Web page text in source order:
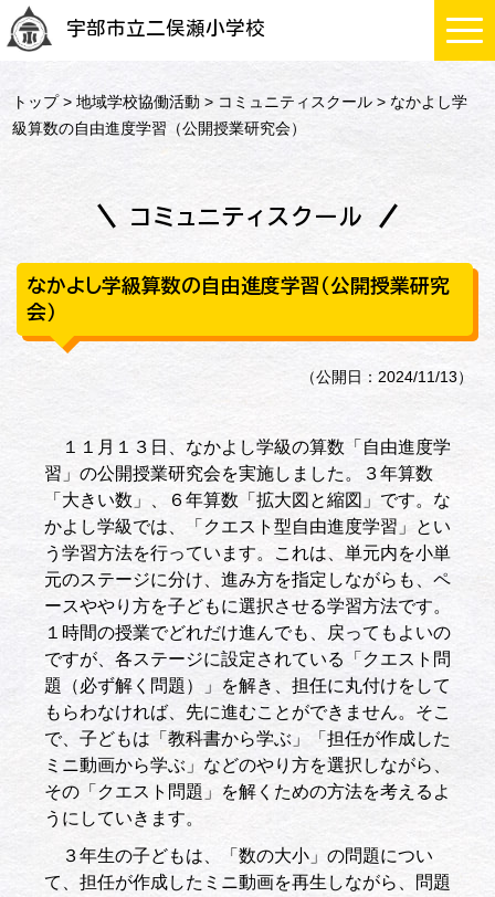
宇部市立二俣瀬小学校
トップ>地域学校協働活動 > コミュニティスクール > なかよし学
級算数の自由進度学習（公開授業研究会）
コミュニティスクール
なかよし学級算数の自由進度学習（公開授業研究
会）
（公開日：2024/11/13）
１１月１３日、なかよし学級の算数「自由進度学
習」の公開授業研究会を実施しました。３年算数
「大きい数」、６年算数「拡大図と縮図」です。な
かよし学級では、「クエスト型自由進度学習」とい
う学習方法を行っています。これは、単元内を小単
元のステージに分け、進み方を指定しながらも、ペ
ースややり方を子どもに選択させる学習方法です。
１時間の授業でどれだけ進んでも、戻ってもよいの
ですが、各ステージに設定されている「クエスト問
題（必ず解く問題）」を解き、担任に丸付けをして
もらわなければ、先に進むことができません。そこ
で、子どもは「教科書から学ぶ」「担任が作成した
ミニ動画から学ぶ」などのやり方を選択しながら、
その「クエスト問題」を解くための方法を考えるよ
うにしていきます。
３年生の子どもは、「数の大小」の問題につい
て、担任が作成したミニ動画を再生しながら、問題